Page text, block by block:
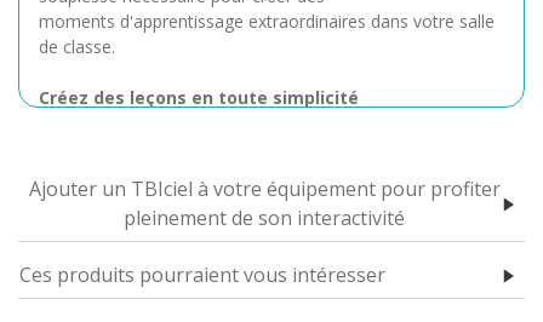
moments d'apprentissage extraordinaires dans votre salle
de classe.
Créez des leçons en toute simplicité
débutant ou expert. Les icônes et les menus sont intuitifs,
si bien que vous ne serez
les outils créatifs à portée
de main, vous faites tout plus facilement et rapidement
Ajouter un TBIciel à votre équipement pour profiter
pleinement de son interactivité
Ces produits pourraient vous intéresser